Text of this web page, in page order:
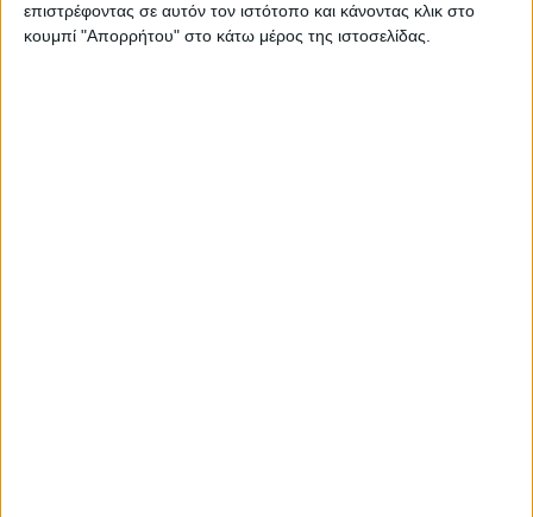
επιστρέφοντας σε αυτόν τον ιστότοπο και κάνοντας κλικ στο
κουμπί "Απορρήτου" στο κάτω μέρος της ιστοσελίδας.